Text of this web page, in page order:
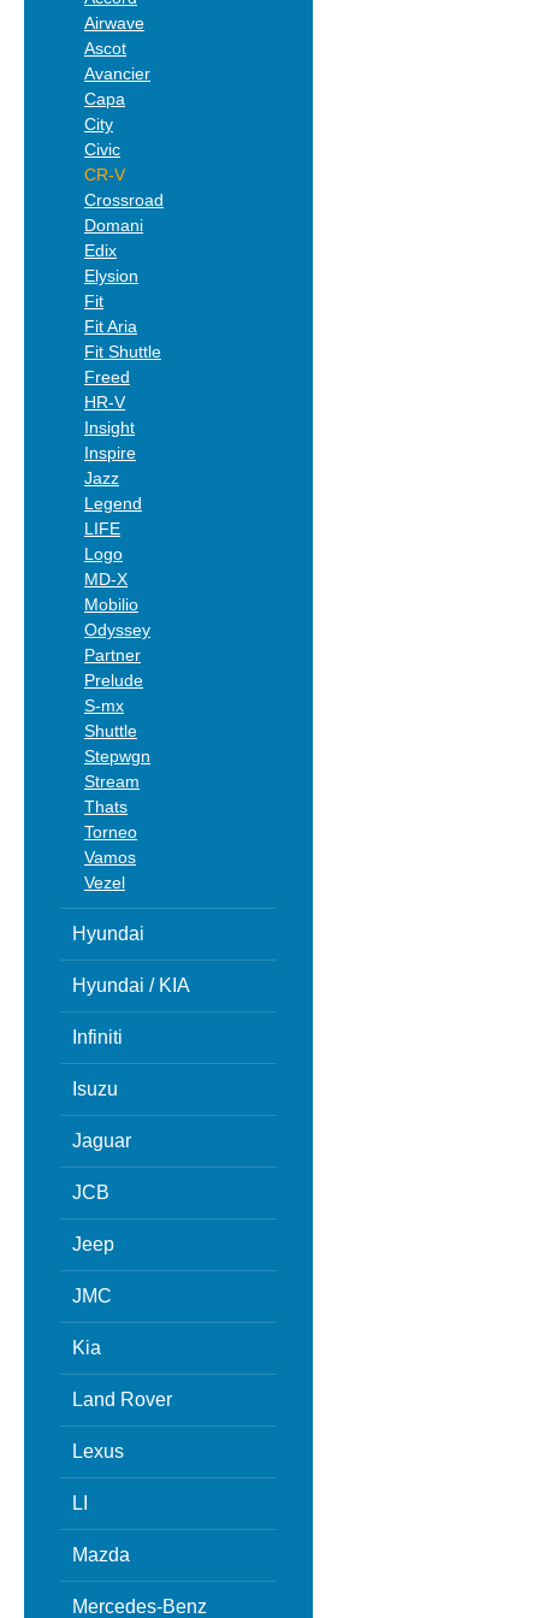
Airwave
Ascot
Avancier
Capa
City
Civic
CR-V
Crossroad
Domani
Edix
Elysion
Fit
Fit Aria
Fit Shuttle
Freed
HR-V
Insight
Inspire
Jazz
Legend
LIFE
Logo
MD-X
Mobilio
Odyssey
Partner
Prelude
S-mx
Shuttle
Stepwgn
Stream
Thats
Torneo
Vamos
Vezel
Hyundai
Hyundai / KIA
Infiniti
Isuzu
Jaguar
JCB
Jeep
JMC
Kia
Land Rover
Lexus
LI
Mazda
Mercedes-Benz